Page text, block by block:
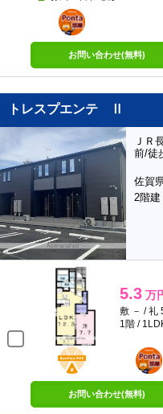
ポンタ
部屋
お問い合わせ(無料)
トレスプエンテ Ⅱ
ＪＲ
前/徒
佐賀
2階
5.3 万
敷 － / 礼
1階 /
BunChinPAY
ポンタ
部屋
お問い合わせ(無料)